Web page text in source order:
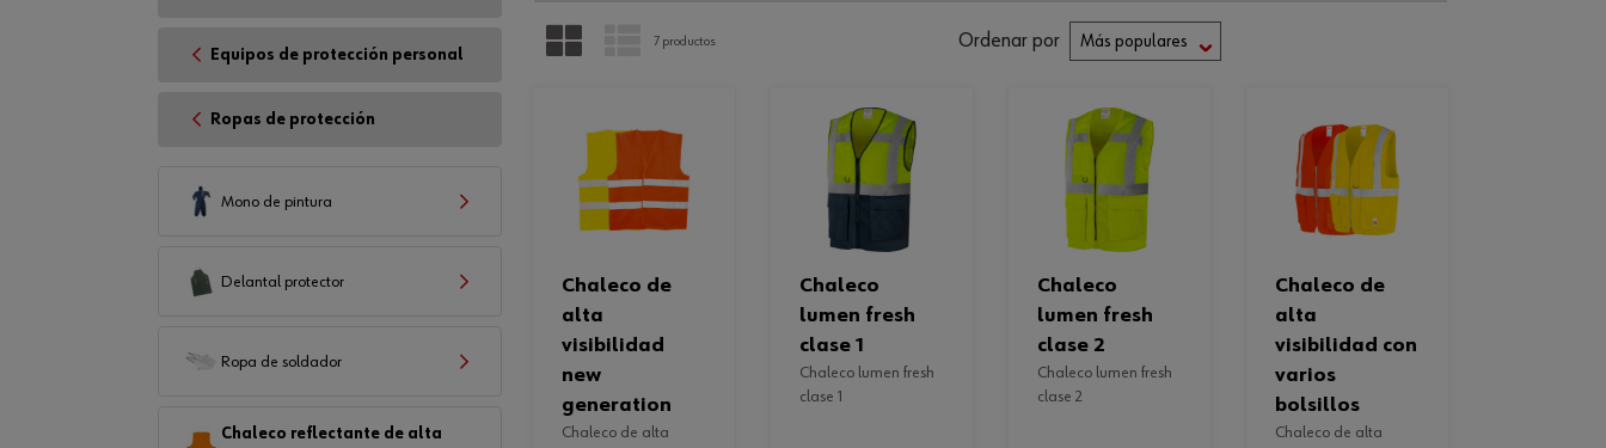
PARRILLA LISTA
7 productos Ordenar por
chaleco de
alta
visibilidad
new
generation
chaleco de alta
chaleco
lumen fresh
clase 1
chaleco lumen fresh
clase 1
chaleco
lumen fresh
clase 2
chaleco lumen fresh
clase 2
chaleco de
alta
visibilidad con
varios
bolsillos
chaleco de alta
Equipos de protección personal
Ropas de protección
Mono de pintura
Delantal protector
Ropa de soldador
Chaleco reflectante de alta